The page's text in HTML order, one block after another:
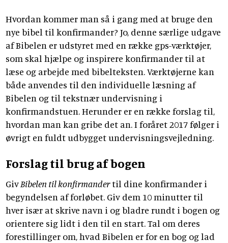
Hvordan kommer man så i gang med at bruge den
nye bibel til konfirmander? Jo, denne særlige udgave
af Bibelen er udstyret med en række gps-værktøjer,
som skal hjælpe og inspirere konfirmander til at
læse og arbejde med bibelteksten. Værktøjerne kan
både anvendes til den individuelle læsning af
Bibelen og til tekstnær undervisning i
konfirmandstuen. Herunder er en række forslag til,
hvordan man kan gribe det an. I foråret 2017 følger i
øvrigt en fuldt udbygget undervisningsvejledning.
Forslag til brug af bogen
GivBibelen til konfirmandertil dine konfirmander i
begyndelsen af forløbet. Giv dem 10 minutter til
hver især at skrive navn i og bladre rundt i bogen og
orientere sig lidt i den til en start. Tal om deres
forestillinger om, hvad Bibelen er for en bog og lad